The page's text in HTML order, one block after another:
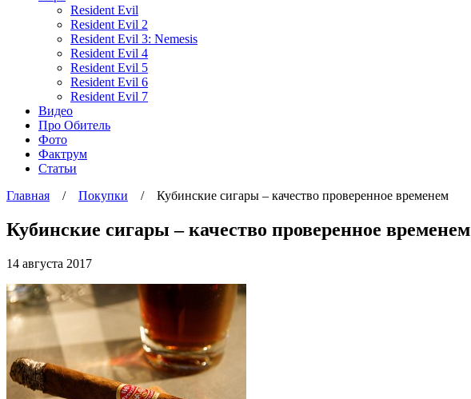
Resident Evil
Resident Evil 2
Resident Evil 3: Nemesis
Resident Evil 4
Resident Evil 5
Resident Evil 6
Resident Evil 7
Видео
Про Обитель
Фото
Фактрум
Статьи
Главная / Покупки / Кубинские сигары – качество проверенное временем
Кубинские сигары – качество проверенное временем
14 августа 2017